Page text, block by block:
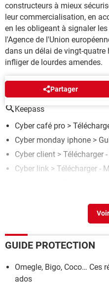
constructeurs à mieux
leur commercialisation, en
en les obligeant à signaler
l'Agence de l'Union
dans un délai de vingt-quatre
infliger de lourdes amendes.
Partager
AUTOUR DU MÊME
Keepass
Cyber café pro >
Cyber monday iphone >
Cyber client > Télécharger
Cyber link > Télécharger -
GUIDE PROTECTION
Omegle, Bigo, Coco… Ces
ados